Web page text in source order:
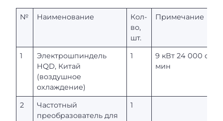
№ Наименование
Кол-
во,
шт.
Примечание
1
Электрошпиндель
HQD, Китай
(воздушное
охлаждение)
1
9 кВт 24 000 об/
мин
2
Частотный
преобразователь для
1